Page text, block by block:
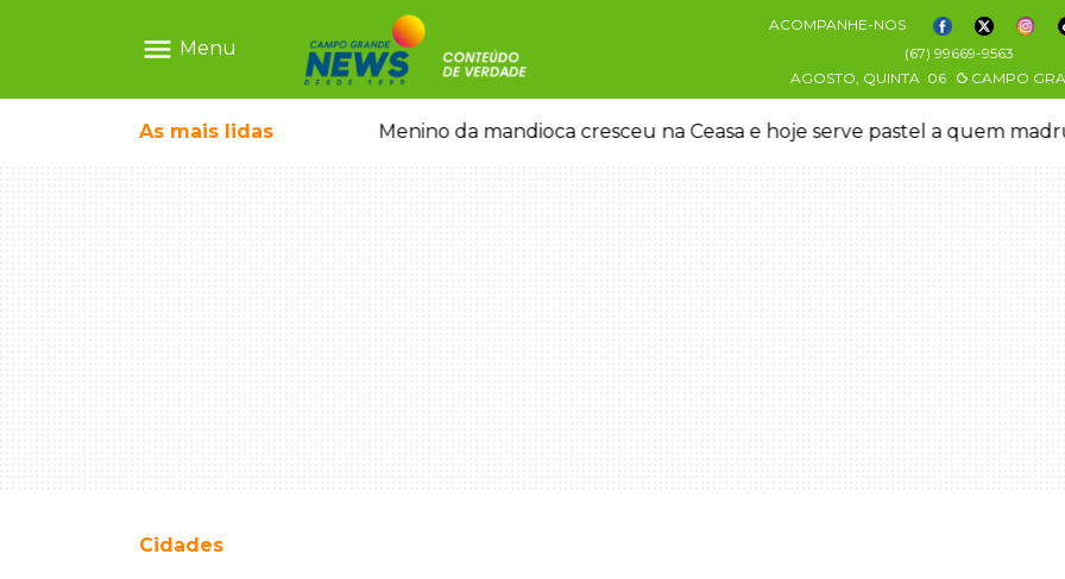
menu Menu
ACOMPANHE-NOS
(67) 99669-9563
AGOSTO, QUINTA 06 CAMPO
As mais lidas
não reconhece o filho queimado Menino da mandioca cresceu na Ceasa e hoje serve pastel a quem
Cidades